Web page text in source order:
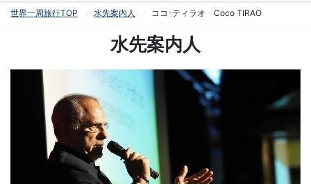
世界一周旅行TOP 水先案内人 ココ･ティラオ Coco TIRAO
水先案内人